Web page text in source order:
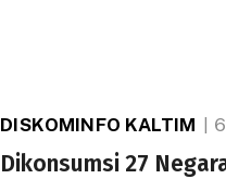
DISKOMINFO KALTIM
Dikonsumsi 27